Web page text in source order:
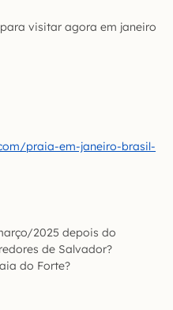
visitar agora em janeiro
praia-em-janeiro-brasil-
2025 depois do
de Salvador?
do Forte?